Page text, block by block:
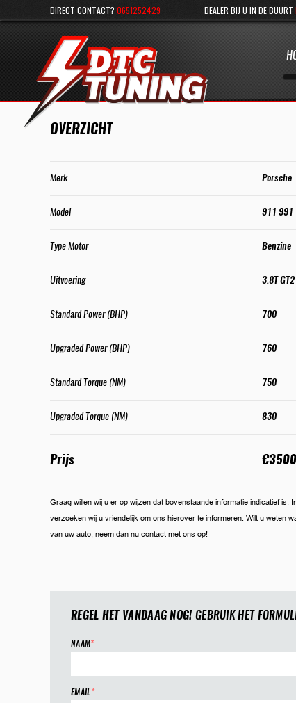
DIRECT CONTACT? 0651252429 DEALER BIJ U IN DE BUURT
OVERZICHT
Merk Porsche
Model 911 991
Type Motor Benzine
Uitvoering 3.8T
Standard Power (BHP) 700
Upgraded Power (BHP) 760
Standard Torque (NM) 750
Upgraded Torque (NM) 830
Prijs €3500
Graag willen wij u er op wijzen dat bovenstaande informatie indicatief is.
verzoeken wij u vriendelijk om ons hierover te informeren. Wilt u weten
van uw auto, neem dan nu contact met ons op!
REGEL HET VANDAAG NOG!GEBRUIK HET
NAAM*
EMAIL*